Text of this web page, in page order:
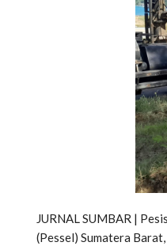
JURNAL SUMBAR |
(Pessel) Sumatera